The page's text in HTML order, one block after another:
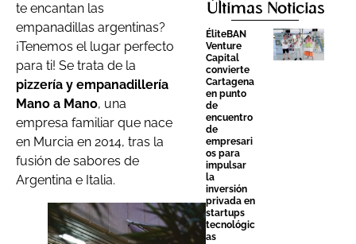
te encantan las
empanadillas argentinas?
¡Tenemos el lugar perfecto
para ti! Se trata de la
pizzería y empanadillería
Mano a Mano, una
empresa familiar que nace
en Murcia en 2014, tras la
fusión de sabores de
Argentina e Italia.
Últimas Noticias
ÉliteBAN
Venture
Capital
convierte
Cartagena
en punto
de
encuentro
de
empresari
os para
impulsar
la
inversión
privada en
startups
tecnológic
as